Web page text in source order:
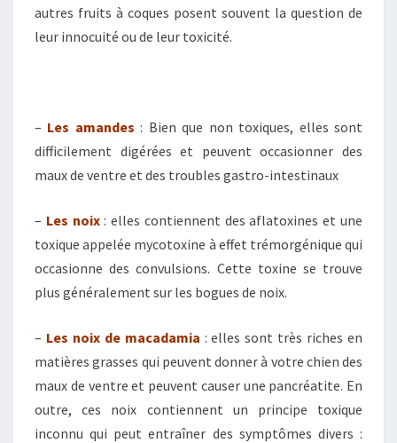
autres fruits à coques posent souvent la question de
leur innocuité ou de leur toxicité.
– Les amandes : Bien que non toxiques, elles sont
difficilement digérées et peuvent occasionner des
maux de ventre et des troubles gastro-intestinaux
– Les noix: elles contiennent des aflatoxines et une
toxique appelée mycotoxine à effet trémorgénique qui
occasionne des convulsions. Cette toxine se trouve
plus généralement sur les bogues de noix.
– Les noix de macadamia : elles sont très riches en
matières grasses qui peuvent donner à votre chien des
maux de ventre et peuvent causer une pancréatite. En
outre, ces noix contiennent un principe toxique
inconnu qui peut entraîner des symptômes divers :